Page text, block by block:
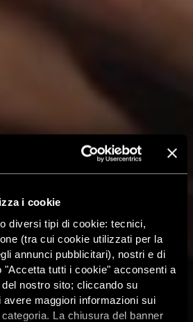
i cookie
diversi tipi di cookie: tecnici,
(tra cui cookie utilizzati per la
annunci pubblicitari), nostri e di
"Accetta tutti i cookie" acconsenti a
nostro sito; cliccando su
maggiori informazioni sui
La chiusura del banner